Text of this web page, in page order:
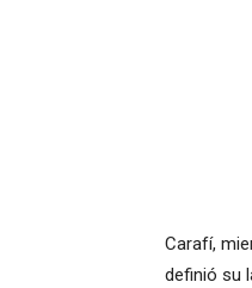
Carafí,
definió su